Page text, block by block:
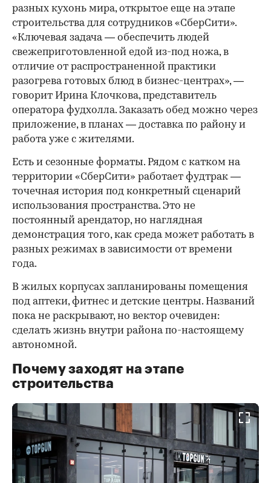
разных кухонь мира, открытое еще на этапе
строительства для сотрудников «СберСити».
«Ключевая задача — обеспечить людей
свежеприготовленной едой из-под ножа, в
отличие от распространенной практики
разогрева готовых блюд в бизнес-центрах», —
говорит Ирина Клочкова, представитель
оператора фудхолла. Заказать обед можно через
приложение, в планах — доставка по району и
работа уже с жителями.
Есть и сезонные форматы. Рядом с катком на
территории «СберСити» работает фудтрак —
точечная история под конкретный сценарий
использования пространства. Это не
постоянный арендатор, но наглядная
демонстрация того, как среда может работать в
разных режимах в зависимости от времени
года.
В жилых корпусах запланированы помещения
под аптеки, фитнес и детские центры. Названий
пока не раскрывают, но вектор очевиден:
сделать жизнь внутри района по-настоящему
автономной.
Почему заходят на этапе
строительства